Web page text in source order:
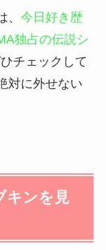
今日好き歴
独占の伝説シ
チェックして
対に外せない
キンを見